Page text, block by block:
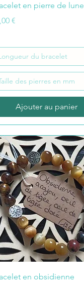
en pierre de lune
€
du bracelet
des pierres en mm
Ajouter au panier
en obsidienne